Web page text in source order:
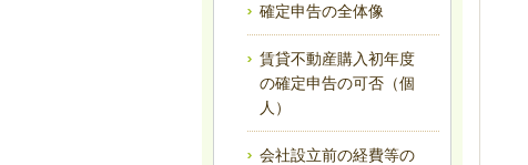
確定申告の全体像
賃貸不動産購入初年度
の確定申告の可否（個
人）
会社設立前の経費等の